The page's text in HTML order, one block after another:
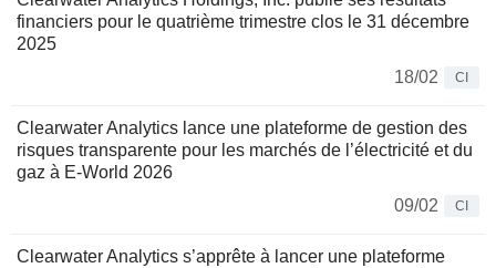
financiers pour le quatrième trimestre clos le 31 décembre
2025
18/02
CI
Clearwater Analytics lance une plateforme de gestion des
risques transparente pour les marchés de l’électricité et du
gaz à E-World 2026
09/02
CI
Clearwater Analytics s’apprête à lancer une plateforme